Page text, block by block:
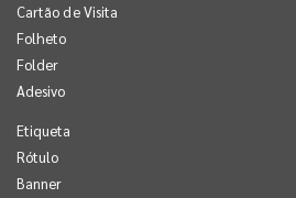
Cartão de Visita
Folheto
Folder
Adesivo
Etiqueta
Rótulo
Banner